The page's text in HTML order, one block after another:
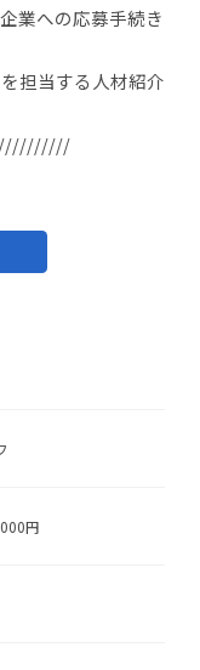
業への応募手続き
担当する人材紹介
円